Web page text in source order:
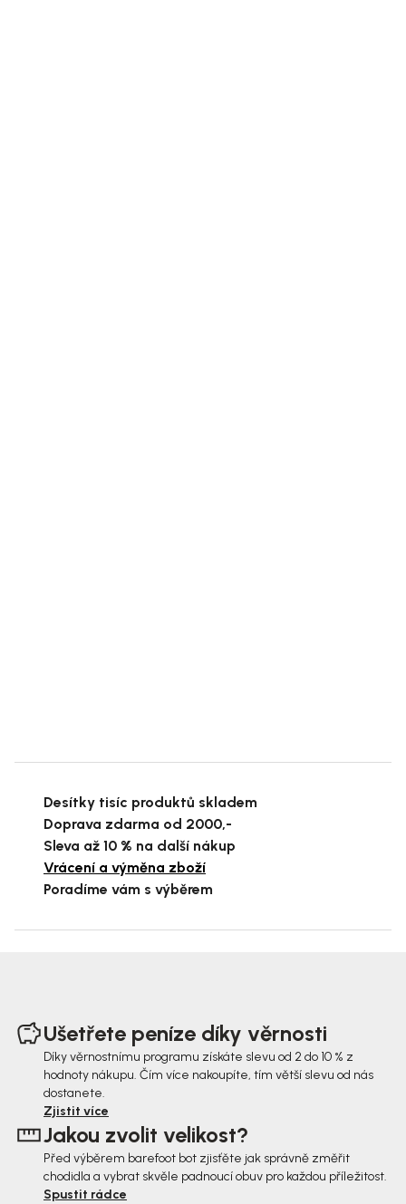
Desítky tisíc produktů skladem
Doprava zdarma od 2000,-
Sleva až 10 % na další nákup
Vrácení a výměna zboží
Poradíme vám s výběrem
Ušetřete peníze díky věrnosti
Díky věrnostnímu programu získáte slevu od 2 do 10 % z
hodnoty nákupu. Čím více nakoupíte, tím větší slevu od nás
dostanete.
Zjistit více
Jakou zvolit velikost?
Před výběrem barefoot bot zjisťěte jak správně změřit
chodidla a vybrat skvěle padnoucí obuv pro každou příležitost.
Spustit rádce